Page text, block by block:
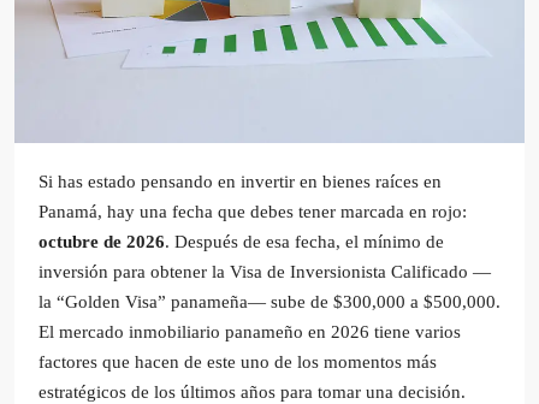
Si has estado pensando en invertir en bienes raíces en
Panamá, hay una fecha que debes tener marcada en rojo:
octubre de 2026. Después de esa fecha, el mínimo de
inversión para obtener la Visa de Inversionista Calificado —
la “Golden Visa” panameña— sube de $300,000 a $500,000.
El mercado inmobiliario panameño en 2026 tiene varios
factores que hacen de este uno de los momentos más
estratégicos de los últimos años para tomar una decisión.